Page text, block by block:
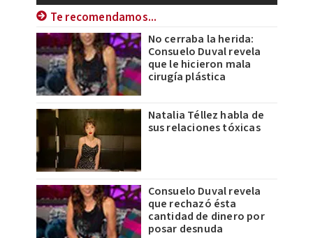
Te recomendamos...
No cerraba la herida:
Consuelo Duval revela
que le hicieron mala
cirugía plástica
Natalia Téllez habla de
sus relaciones tóxicas
Consuelo Duval revela
que rechazó ésta
cantidad de dinero por
posar desnuda